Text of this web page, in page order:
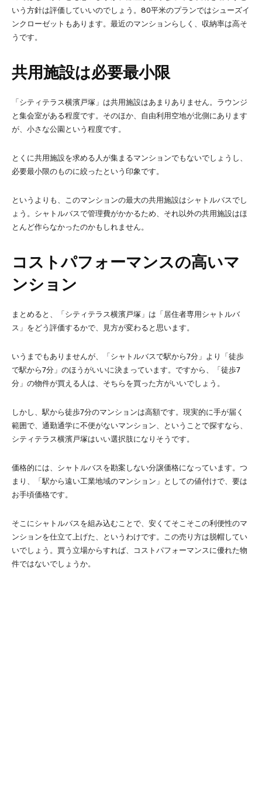
いう方針は評価していいのでしょう。80平米のプランではシューズイ
ンクローゼットもあります。最近のマンションらしく、収納率は高そ
うです。
共用施設は必要最小限
「シティテラス横濱戸塚」は共用施設はあまりありません。ラウンジ
と集会室がある程度です。そのほか、自由利用空地が北側にあります
が、小さな公園という程度です。
とくに共用施設を求める人が集まるマンションでもないでしょうし、
必要最小限のものに絞ったという印象です。
というよりも、このマンションの最大の共用施設はシャトルバスでし
ょう。シャトルバスで管理費がかかるため、それ以外の共用施設はほ
とんど作らなかったのかもしれません。
コストパフォーマンスの高いマ
ンション
まとめると、「シティテラス横濱戸塚」は「居住者専用シャトルバ
ス」をどう評価するかで、見方が変わると思います。
いうまでもありませんが、「シャトルバスで駅から7分」より「徒歩
で駅から7分」のほうがいいに決まっています。ですから、「徒歩7
分」の物件が買える人は、そちらを買った方がいいでしょう。
しかし、駅から徒歩7分のマンションは高額です。現実的に手が届く
範囲で、通勤通学に不便がないマンション、ということで探すなら、
シティテラス横濱戸塚はいい選択肢になりそうです。
価格的には、シャトルバスを勘案しない分譲価格になっています。つ
まり、「駅から遠い工業地域のマンション」としての値付けで、要は
お手頃価格です。
そこにシャトルバスを組み込むことで、安くてそこそこの利便性のマ
ンションを仕立て上げた、というわけです。この売り方は脱帽してい
いでしょう。買う立場からすれば、コストパフォーマンスに優れた物
件ではないでしょうか。